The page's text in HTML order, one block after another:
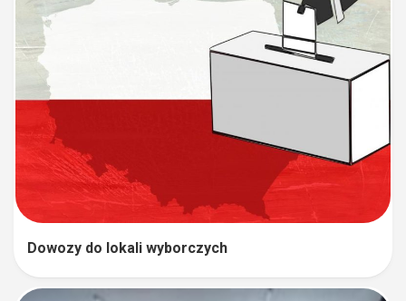
Dowozy do lokali wyborczych